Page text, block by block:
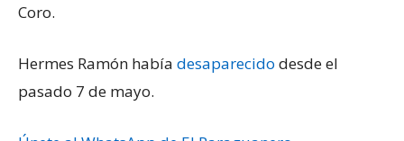
Coro.
Hermes Ramón había desaparecido desde el
pasado 7 de mayo.